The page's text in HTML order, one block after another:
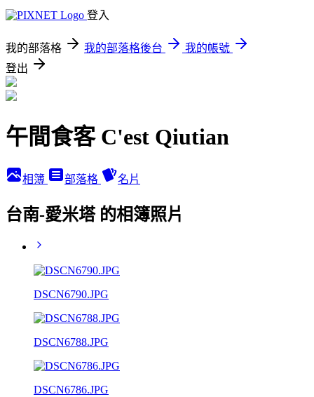
登入
我的部落格 我的部落格後台
我的帳號
登出
午間食客 C'est Qiutian
相簿 部落格 名片
台南-愛米塔 的相簿照片
DSCN6790.JPG
DSCN6788.JPG
DSCN6786.JPG